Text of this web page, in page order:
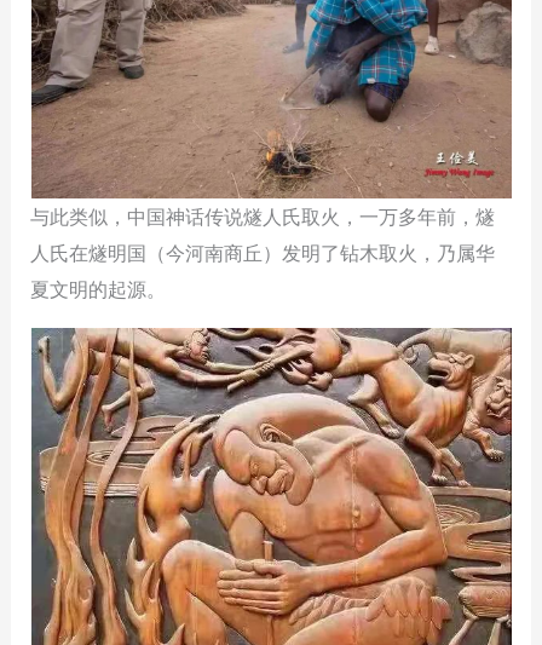
与此类似，中国神话传说燧人氏取火，一万多年前，燧
人氏在燧明国（今河南商丘）发明了钻木取火，乃属华
夏文明的起源。